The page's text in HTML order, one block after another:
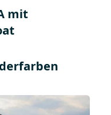
mit